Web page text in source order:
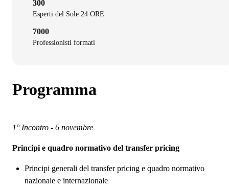
300
Esperti del Sole 24 ORE
7000
Professionisti formati
Programma
1° Incontro - 6 novembre
Principi e quadro normativo del transfer pricing
Principi generali del transfer pricing e quadro normativo
nazionale e internazionale